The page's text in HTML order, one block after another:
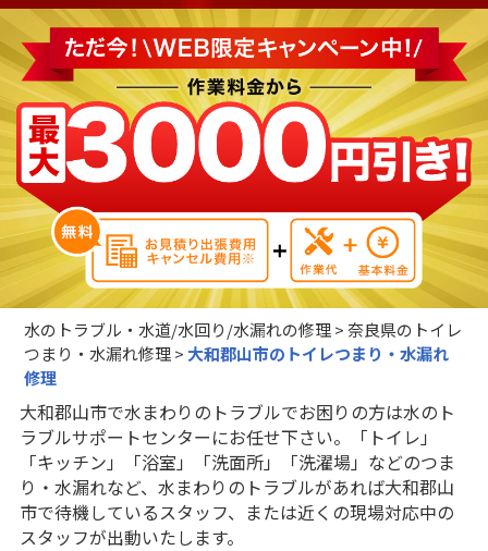
水のトラブル・水道/水回り/水漏れの修理>奈良県のトイレ
つまり・水漏れ修理>大和郡山市のトイレつまり・水漏れ
修理
大和郡山市で水まわりのトラブルでお困りの方は水のト
ラブルサポートセンターにお任せ下さい。「トイレ」
「キッチン」「浴室」「洗面所」「洗濯場」などのつま
り・水漏れなど、水まわりのトラブルがあれば大和郡山
市で待機しているスタッフ、または近くの現場対応中の
スタッフが出動いたします。